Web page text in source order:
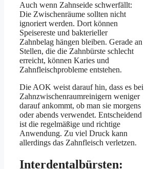
Auch wenn Zahnseide schwerfällt:
Die Zwischenräume sollten nicht
ignoriert werden. Dort können
Speisereste und bakterieller
Zahnbelag hängen bleiben. Gerade an
Stellen, die die Zahnbürste schlecht
erreicht, können Karies und
Zahnfleischprobleme entstehen.
Die AOK weist darauf hin, dass es bei
Zahnzwischenraumreinigern weniger
darauf ankommt, ob man sie morgens
oder abends verwendet. Entscheidend
ist die regelmäßige und richtige
Anwendung. Zu viel Druck kann
allerdings das Zahnfleisch verletzen.
Interdentalbürsten: